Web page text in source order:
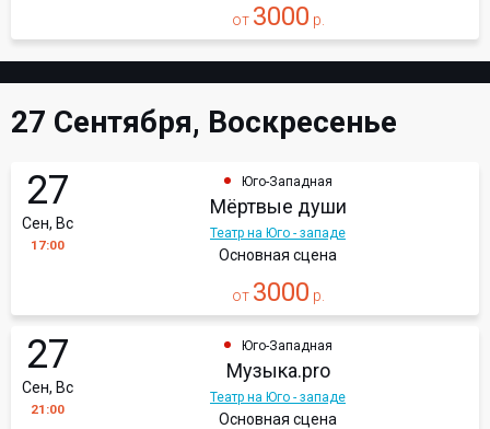
от 3000 р.
27 Сентября, Воскресенье
27
Сен, Вс
17:00
Юго-Западная
Мёртвые души
Театр на Юго - западе
Основная сцена
от 3000 р.
27
Сен, Вс
21:00
Юго-Западная
Музыка.pro
Театр на Юго - западе
Основная сцена